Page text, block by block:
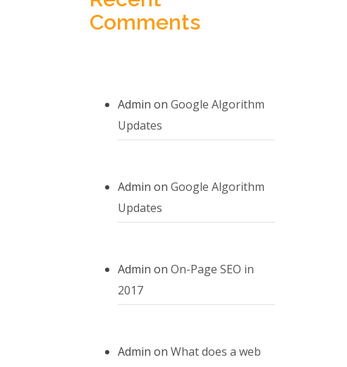
Comments
Admin onGoogle Algorithm
Updates
Admin onGoogle Algorithm
Updates
Admin onOn-Page SEO in
2017
Admin onWhat does a web